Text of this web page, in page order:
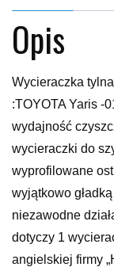
Opis
Wycieraczka
:TOYOTA Yaris -
wydajność
wycieraczki do
wyprofilowane
wyjątkowo
niezawodne
dotyczy 1
angielskiej firmy